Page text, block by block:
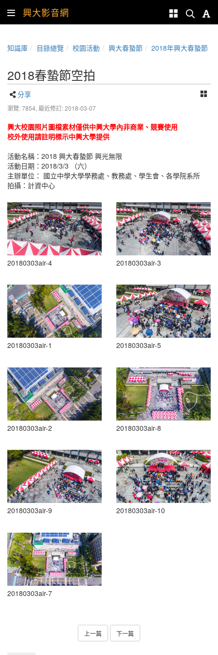
興大影音網
知識庫 目錄總覽 校園活動 興大春蟄節 2018年興大春蟄節
2018春蟄節空拍
分享
瀏覽: 7854, 最近修訂: 2018-03-07
興大校園照片圖檔素材僅供中興大學內非商業、競賽使用
校外使用請註明標示中興大學提供
活動名稱：2018 興大春蟄節 興光無限
活動日期：2018/3/3 （六）
主辦單位： 國立中學大學學務處、教務處、學生會、各學院系所
拍攝：計資中心
20180303air-4 20180303air-3
20180303air-1 20180303air-5
20180303air-2 20180303air-8
20180303air-9 20180303air-10
20180303air-7
上一篇 下一篇